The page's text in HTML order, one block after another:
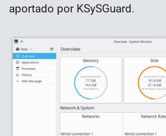
aportado por KSySGuard.